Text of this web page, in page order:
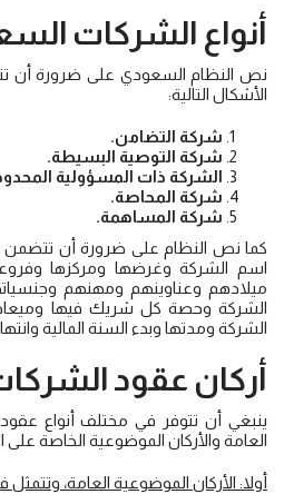
أنواع الشركات
نص النظام السعودي على ضرورة أن
الأشكال التالية:
شركة التضامن.
شركة التوصية البسيطة.
الشركة ذات المسؤولية
شركة المحاصة.
شركة المساهمة.
كما نص النظام على ضرورة أن تتضمن
اسم الشركة وغرضها ومركزها
ميلادهم وعناوينهم ومهنهم
الشركة وحصة كل شريك فيها
الشركة ومدتها وبدء السنة المالية
أركان عقود
ينبغي أن تتوفر في مختلف أنواع
العامة والأركان الموضوعية الخاصة على
أولا: الأركان الموضوعية العامة، وتتمثل